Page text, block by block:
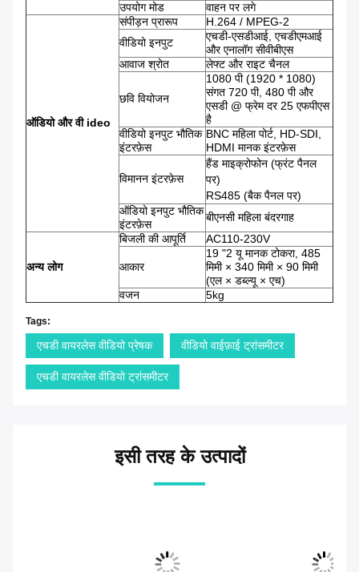
उपयोग मोड
वाहन पर लगे
ऑडियो और वी ideo
संपीड़न प्रारूप
H.264 / MPEG-2
वीडियो इनपुट
एचडी-एसडीआई, एचडीएमआई
और एनालॉग सीवीबीएस
आवाज श्रोत
लेफ्ट और राइट चैनल
छवि वियोजन
1080 पी (1920 * 1080)
संगत 720 पी, 480 पी और
एसडी @ फ्रेम दर 25 एफपीएस
है
वीडियो इनपुट भौतिक
इंटरफ़ेस
BNC महिला पोर्ट, HD-SDI,
HDMI मानक इंटरफ़ेस
विमानन इंटरफ़ेस
हैंड माइक्रोफोन (फ्रंट पैनल
पर)
RS485 (बैक पैनल पर)
ऑडियो इनपुट भौतिक
इंटरफ़ेस
बीएनसी महिला बंदरगाह
अन्य लोग
बिजली की आपूर्ति AC110-230V
आकार
19 "2 यू मानक टोकरा, 485
मिमी × 340 मिमी × 90 मिमी
(एल × डब्ल्यू × एच)
वजन
5kg
Tags:
एचडी वायरलेस वीडियो प्रेषक वीडियो वाईफ़ाई ट्रांसमीटर
एचडी वायरलेस वीडियो ट्रांसमीटर
इसी तरह के उत्पादों